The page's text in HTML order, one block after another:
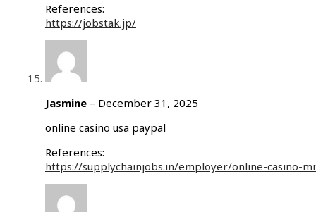
References:
https://jobstak.jp/
Jasmine – December 31, 2025
online casino usa paypal
References:
https://supplychainjobs.in/employer/online-casino-